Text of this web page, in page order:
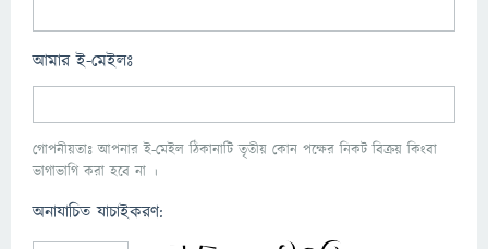
আমার ই-মেইলঃ
গোপনীয়তাঃ আপনার ই-মেইল ঠিকানাটি তৃতীয় কোন পক্ষের নিকট বিক্রয় কিংবা
ভাগাভাগি করা হবে না ।
অনাযাচিত যাচাইকরণ: